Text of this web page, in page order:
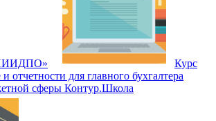
Курс
отчетности для главного бухгалтера
сферы Контур.Школа